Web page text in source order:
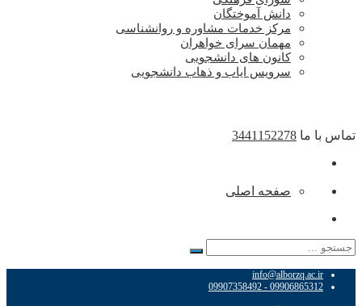
دانش آموختگان
مرکز خدمات مشاوره و روانشناسی
مهمان سرای خواهران
کانون های دانشجویی
سرویس ایاب و ذهاب دانشجویی
تماس با ما 3441152278
صفحه اصلی
جستجو
info@alborzq.ac.ir
09906865312 - 09907358492